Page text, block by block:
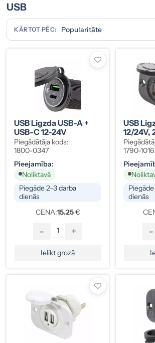
USB
KĀRTOT PĒC:
USB Ligzda USB-A +
USB-C 12-24V
Piegādātāja kods:
1800-0347
Pieejamība:
Noliktavā
Piegāde 2–3 darba
dienās
CENA:15.25€
- +
Ielikt grozā
USB
12/24V,
1790-1016
dienās
-